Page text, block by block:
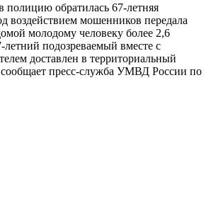
полицию обратилась 67-летняя
воздействием мошенников передала
молодому человеку более 2,6
подозреваемый вместе с
доставлен в территориальный
пресс-служба УМВД России по